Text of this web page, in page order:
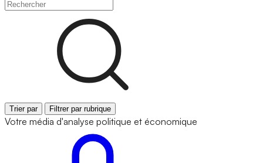
Trier par Filtrer par rubrique
Votre média d'analyse politique et économique